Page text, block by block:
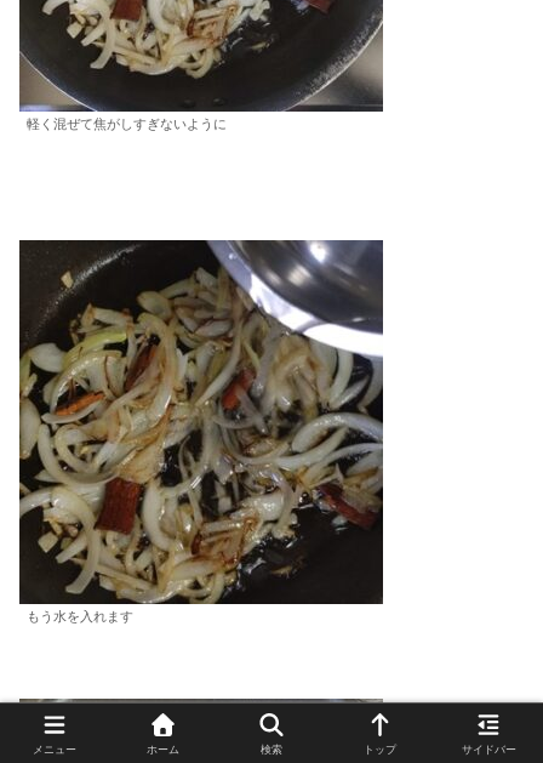
軽く混ぜて焦がしすぎないように
もう水を入れます
メニュー ホーム 検索 トップ サイドバー